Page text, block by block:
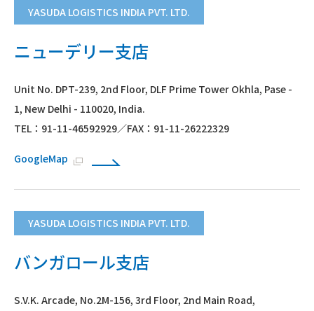
YASUDA LOGISTICS INDIA PVT. LTD.
ニューデリー支店
Unit No. DPT-239, 2nd Floor, DLF Prime Tower Okhla, Pase -
1, New Delhi - 110020, India.
TEL：91-11-46592929／FAX：91-11-26222329
GoogleMap
YASUDA LOGISTICS INDIA PVT. LTD.
バンガロール支店
S.V.K. Arcade, No.2M-156, 3rd Floor, 2nd Main Road,